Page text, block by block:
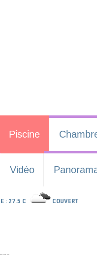
Piscine
Vidéo
: 27.5 C COUVERT